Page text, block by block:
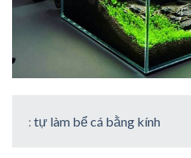
: tự làm bể cá bằng kính